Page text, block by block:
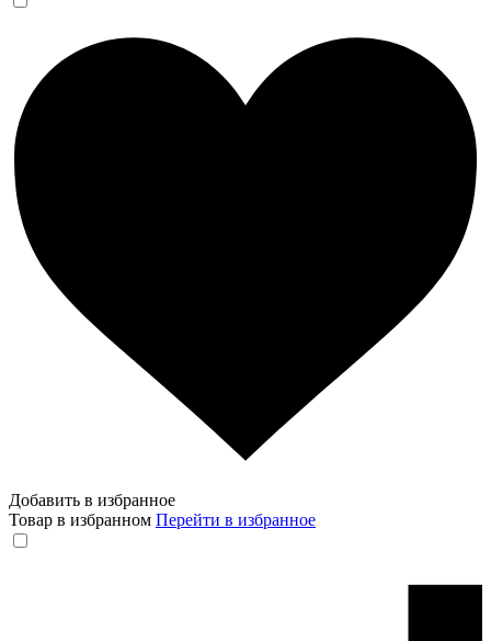
Добавить в избранное
Товар в избранном Перейти в избранное